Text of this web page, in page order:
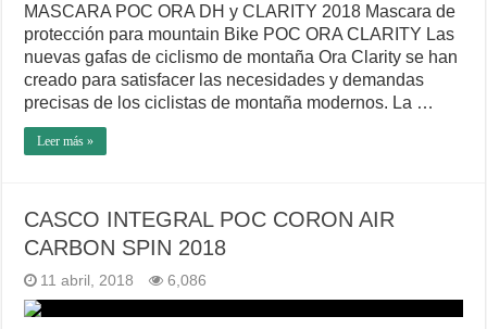
MASCARA POC ORA DH y CLARITY 2018 Mascara de
protección para mountain Bike POC ORA CLARITY Las
nuevas gafas de ciclismo de montaña Ora Clarity se han
creado para satisfacer las necesidades y demandas
precisas de los ciclistas de montaña modernos. La …
Leer más »
CASCO INTEGRAL POC CORON AIR
CARBON SPIN 2018
11 abril, 2018 6,086